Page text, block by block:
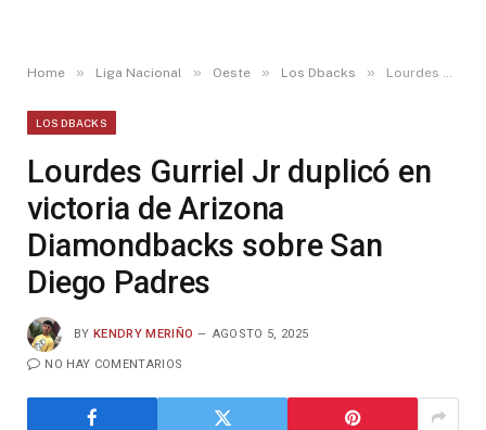
Home » Liga Nacional » Oeste » Los Dbacks » Lourdes Gurriel Jr duplicó en victoria de Arizona Diamondbacks sobre San Diego Padres
LOS DBACKS
Lourdes Gurriel Jr duplicó en
victoria de Arizona
Diamondbacks sobre San
Diego Padres
BY KENDRY MERIÑO AGOSTO 5, 2025
NO HAY COMENTARIOS